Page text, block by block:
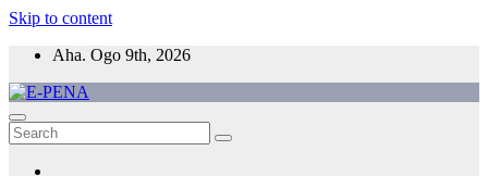
Skip to content
Aha. Ogo 9th, 2026
E-PENA
Berita Digital Terkini